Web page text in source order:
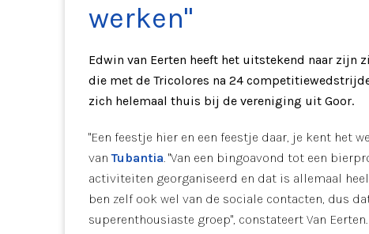
werken"
Edwin van Eerten heeft het uitstekend naar zijn
die met de Tricolores na 24
zich helemaal thuis bij de vereniging uit Goor.
"Een feestje hier en een feestje daar, je kent het
vanTubantia. "Van een bingoavond tot een
activiteiten georganiseerd en dat is allemaal
ben zelf ook wel van de sociale contacten, dus
superenthousiaste groep", constateert Van Eerten.